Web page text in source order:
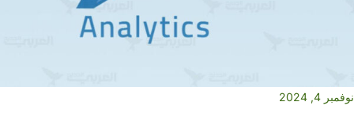
نوفمبر 4, 2024